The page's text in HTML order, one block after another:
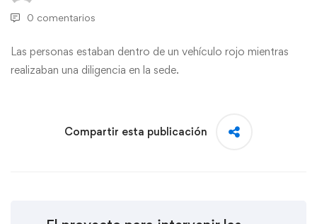
0 comentarios
Las personas estaban dentro de un vehículo rojo mientras
realizaban una diligencia en la sede.
Compartir esta publicación